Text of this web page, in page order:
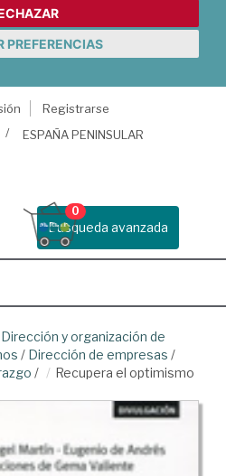
PREFERENCIAS
Registrarse
ESPAÑA PENINSULAR
Busqueda avanzada
0
Dirección y organización de
/ Dirección de empresas /
/ Recupera el optimismo